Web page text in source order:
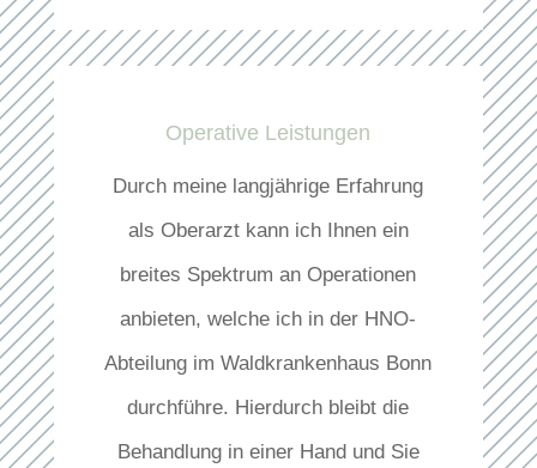
Operative Leistungen
Durch meine langjährige Erfahrung
als Oberarzt kann ich Ihnen ein
breites Spektrum an Operationen
anbieten, welche ich in der HNO-
Abteilung im Waldkrankenhaus Bonn
durchführe. Hierdurch bleibt die
Behandlung in einer Hand und Sie